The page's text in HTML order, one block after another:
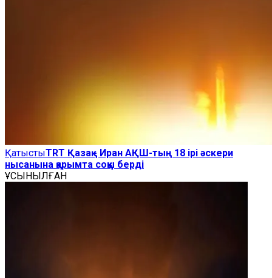
ҚатыстыTRT Қазақ - Иран АҚШ-тың 18 ірі әскери
нысанына қарымта соққы берді
ҰСЫНЫЛҒАН